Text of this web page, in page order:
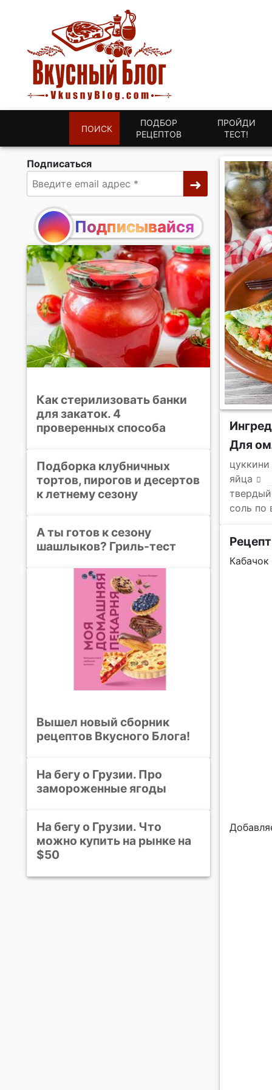
ПОИСК
ПОДБОР
РЕЦЕПТОВ
ПРОЙДИ
ТЕСТ!
Для
яйца
соль по
Подписаться
Подписывайся
Как стерилизовать банки
для закаток. 4
проверенных способа
Подборка клубничных
тортов, пирогов и десертов
к летнему сезону
А ты готов к сезону
шашлыков? Гриль-тест
Вышел новый сборник
рецептов Вкусного Блога!
На бегу о Грузии. Про
замороженные ягоды
На бегу о Грузии. Что
можно купить на рынке на
$50